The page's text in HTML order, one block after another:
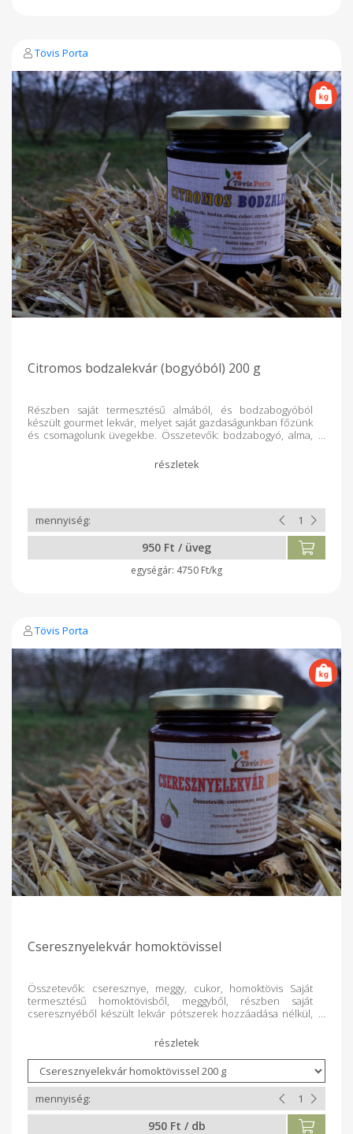
Tövis Porta
Citromos bodzalekvár (bogyóból) 200 g
Részben saját termesztésű almából, és bodzabogyóból
készült gourmet lekvár, melyet saját gazdaságunkban főzünk
és csomagolunk üvegekbe. Összetevők: bodzabogyó, alma,
950 Ft / üveg
4750 Ft/kg
Tövis Porta
Cseresznyelekvár homoktövissel
Összetevők: cseresznye, meggy, cukor, homoktövis Saját
termesztésű homoktövisből, meggyből, részben saját
cseresznyéből készült lekvár pótszerek hozzáadása nélkül,
950 Ft / db